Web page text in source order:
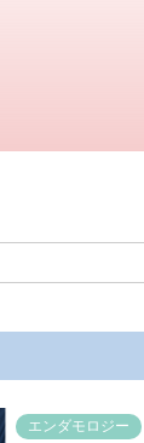
エンダモロジー